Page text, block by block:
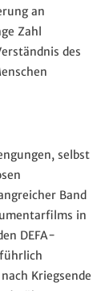
an
Zahl
des
selbst
Band
in
DEFA-
Kriegsende